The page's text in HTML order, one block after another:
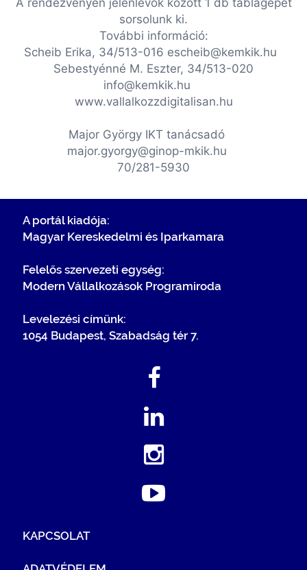
A rendezvényen jelenlévők között 1 db táblagépet
sorsolunk ki.
További információ:
Scheib Erika, 34/513-016 escheib@kemkik.hu
Sebestyénné M. Eszter, 34/513-020
info@kemkik.hu
www.vallalkozzdigitalisan.hu
Major György IKT tanácsadó
major.gyorgy@ginop-mkik.hu
70/281-5930
A portál kiadója:
Magyar Kereskedelmi és Iparkamara
Felelős szervezeti egység:
Modern Vállalkozások Programiroda
Levelezési címünk:
1054 Budapest, Szabadság tér 7.
KAPCSOLAT